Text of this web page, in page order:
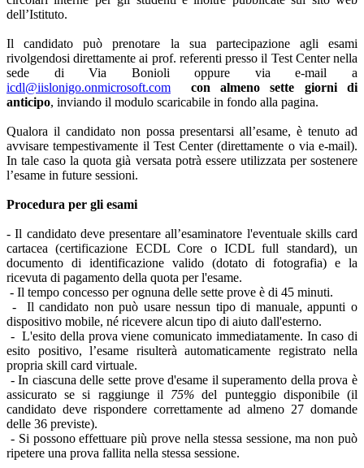
dell’Istituto.
Il candidato può prenotare la sua partecipazione agli esami
rivolgendosi direttamente ai prof. referenti presso il Test Center nella
sede di Via Bonioli oppure via e-mail a
icdl@iislonigo.onmicrosoft.com
con almeno sette giorni di
anticipo, inviando il modulo scaricabile in fondo alla pagina.
Qualora il candidato non possa presentarsi all’esame, è tenuto ad
avvisare tempestivamente il Test Center (direttamente o via e-mail).
In tale caso la quota già versata potrà essere utilizzata per sostenere
l’esame in future sessioni.
Procedura per gli esami
- Il candidato deve presentare all’esaminatore l'eventuale skills card
cartacea (certificazione ECDL Core o ICDL full standard), un
documento di identificazione valido (dotato di fotografia) e la
ricevuta di pagamento della quota per l'esame.
- Il tempo concesso per ognuna delle sette prove è di 45 minuti.
- Il candidato non può usare nessun tipo di manuale, appunti o
dispositivo mobile, né ricevere alcun tipo di aiuto dall'esterno.
-L'esito della prova viene comunicato immediatamente. In caso di
esito positivo, l’esame risulterà automaticamente registrato nella
propria skill card virtuale.
-In ciascuna delle sette prove d'esame il superamento della prova è
assicurato se si raggiunge il 75%del punteggio disponibile (il
candidato deve rispondere correttamente ad almeno 27 domande
delle 36 previste).
- Si possono effettuare più prove nella stessa sessione, ma non può
ripetere una prova fallita nella stessa sessione.